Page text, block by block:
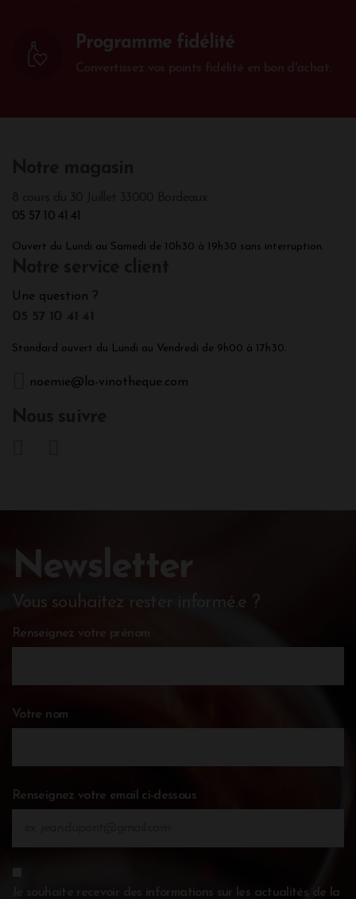
Programme fidélité
05 57 10 41 41
Ouvert du Lundi au Samedi de 10h30 à 19h30 sans interruption.
Une question ?
Standard ouvert du Lundi au Vendredi de 9h00 à 17h30.
noemie@la-vinotheque.com
Newsletter
Vous souhaitez rester informé.e ?
Renseignez votre prénom
Votre nom
Renseignez votre email ci-dessous
Je souhaite recevoir des informations sur les actualités de la